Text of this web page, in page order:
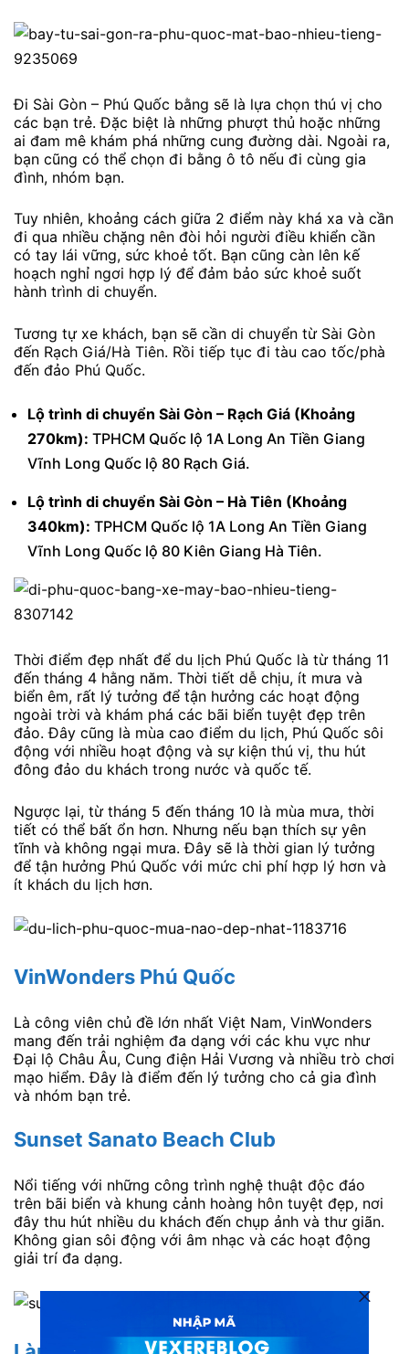
Đi Sài Gòn – Phú Quốc bằng sẽ là lựa chọn thú vị cho
các bạn trẻ. Đặc biệt là những phượt thủ hoặc những
ai đam mê khám phá những cung đường dài. Ngoài ra,
bạn cũng có thể chọn đi bằng ô tô nếu đi cùng gia
đình, nhóm bạn.
Tuy nhiên, khoảng cách giữa 2 điểm này khá xa và cần
đi qua nhiều chặng nên đòi hỏi người điều khiển cần
có tay lái vững, sức khoẻ tốt. Bạn cũng càn lên kế
hoạch nghỉ ngơi hợp lý để đảm bảo sức khoẻ suốt
hành trình di chuyển.
Tương tự xe khách, bạn sẽ cần di chuyển từ Sài Gòn
đến Rạch Giá/Hà Tiên. Rồi tiếp tục đi tàu cao tốc/phà
đến đảo Phú Quốc.
Lộ trình di chuyển Sài Gòn – Rạch Giá (Khoảng
270km): TPHCM Quốc lộ 1A Long An Tiền Giang
Vĩnh Long Quốc lộ 80 Rạch Giá.
Lộ trình di chuyển Sài Gòn – Hà Tiên (Khoảng
340km): TPHCM Quốc lộ 1A Long An Tiền Giang
Vĩnh Long Quốc lộ 80 Kiên Giang Hà Tiên.
Thời điểm đẹp nhất để du lịch Phú Quốc là từ tháng 11
đến tháng 4 hằng năm. Thời tiết dễ chịu, ít mưa và
biển êm, rất lý tưởng để tận hưởng các hoạt động
ngoài trời và khám phá các bãi biển tuyệt đẹp trên
đảo. Đây cũng là mùa cao điểm du lịch, Phú Quốc sôi
động với nhiều hoạt động và sự kiện thú vị, thu hút
đông đảo du khách trong nước và quốc tế.
Ngược lại, từ tháng 5 đến tháng 10 là mùa mưa, thời
tiết có thể bất ổn hơn. Nhưng nếu bạn thích sự yên
tĩnh và không ngại mưa. Đây sẽ là thời gian lý tưởng
để tận hưởng Phú Quốc với mức chi phí hợp lý hơn và
ít khách du lịch hơn.
VinWonders Phú Quốc
Là công viên chủ đề lớn nhất Việt Nam, VinWonders
mang đến trải nghiệm đa dạng với các khu vực như
Đại lộ Châu Âu, Cung điện Hải Vương và nhiều trò chơi
mạo hiểm. Đây là điểm đến lý tưởng cho cả gia đình
và nhóm bạn trẻ.
Sunset Sanato Beach Club
Nổi tiếng với những công trình nghệ thuật độc đáo
trên bãi biển và khung cảnh hoàng hôn tuyệt đẹp, nơi
đây thu hút nhiều du khách đến chụp ảnh và thư giãn.
Không gian sôi động với âm nhạc và các hoạt động
giải trí đa dạng.